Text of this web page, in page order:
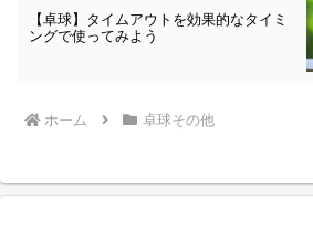
【卓球】タイムアウトを効果的なタイミ
ングで使ってみよう
ホーム 卓球その他